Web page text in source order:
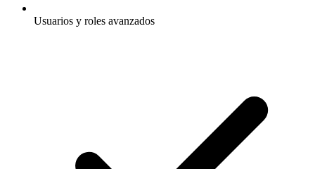
Usuarios y roles avanzados